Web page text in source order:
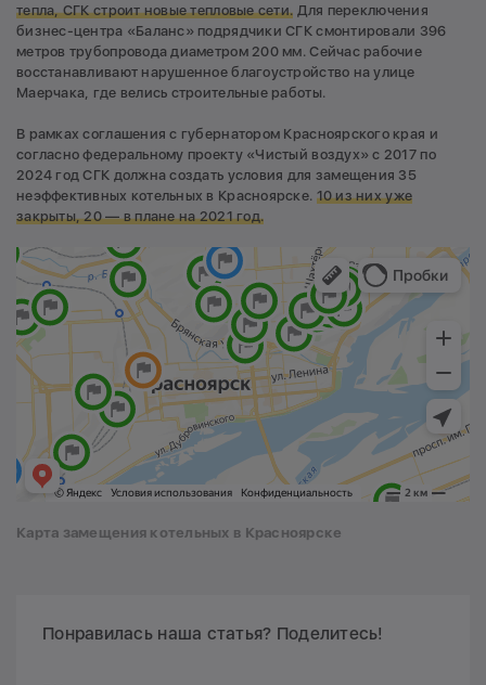
тепла, СГК строит новые тепловые сети. Для переключения
бизнес-центра «Баланс» подрядчики СГК смонтировали 396
метров трубопровода диаметром 200 мм. Сейчас рабочие
восстанавливают нарушенное благоустройство на улице
Маерчака, где велись строительные работы.
В рамках соглашения с губернатором Красноярского края и
согласно федеральному проекту «Чистый воздух» с 2017 по
2024 год СГК должна создать условия для замещения 35
неэффективных котельных в Красноярске. 10 из них уже
закрыты, 20 —в плане на 2021 год.
Карта замещения котельных в Красноярске
Понравилась наша статья? Поделитесь!